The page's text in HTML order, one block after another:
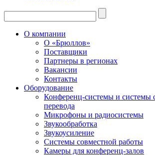
О компании
О «Брюллов»
Поставщики
Партнеры в регионах
Вакансии
Контакты
Оборудование
Конференц-системы и системы
перевода
Микрофоны и радиосистемы
Звукообработка
Звукоусиление
Системы совместной работы
Камеры для конференц-залов